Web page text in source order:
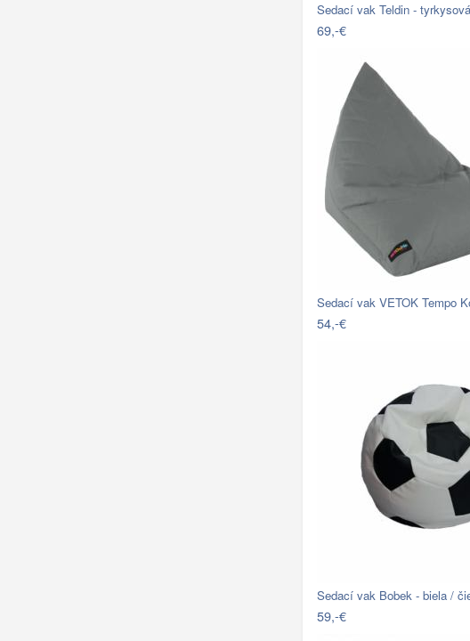
Sedací vak Teldin -
69,-€
Sedací vak VETOK Tempo
54,-€
Sedací vak Bobek - biela /
59,-€